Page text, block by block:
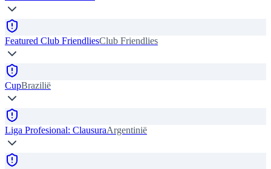
Featured Club FriendliesClub Friendlies
CupBrazilië
Liga Profesional: ClausuraArgentinië